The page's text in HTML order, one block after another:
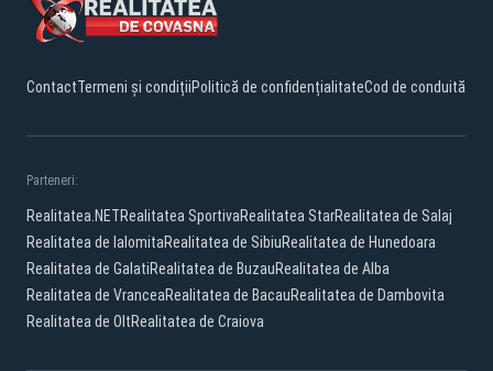
ContactTermeni și condițiiPolitică de confidențialitateCod de conduită
Parteneri:
Realitatea.NETRealitatea SportivaRealitatea StarRealitatea de Salaj
Realitatea de IalomitaRealitatea de SibiuRealitatea de Hunedoara
Realitatea de GalatiRealitatea de BuzauRealitatea de Alba
Realitatea de VranceaRealitatea de BacauRealitatea de Dambovita
Realitatea de OltRealitatea de Craiova